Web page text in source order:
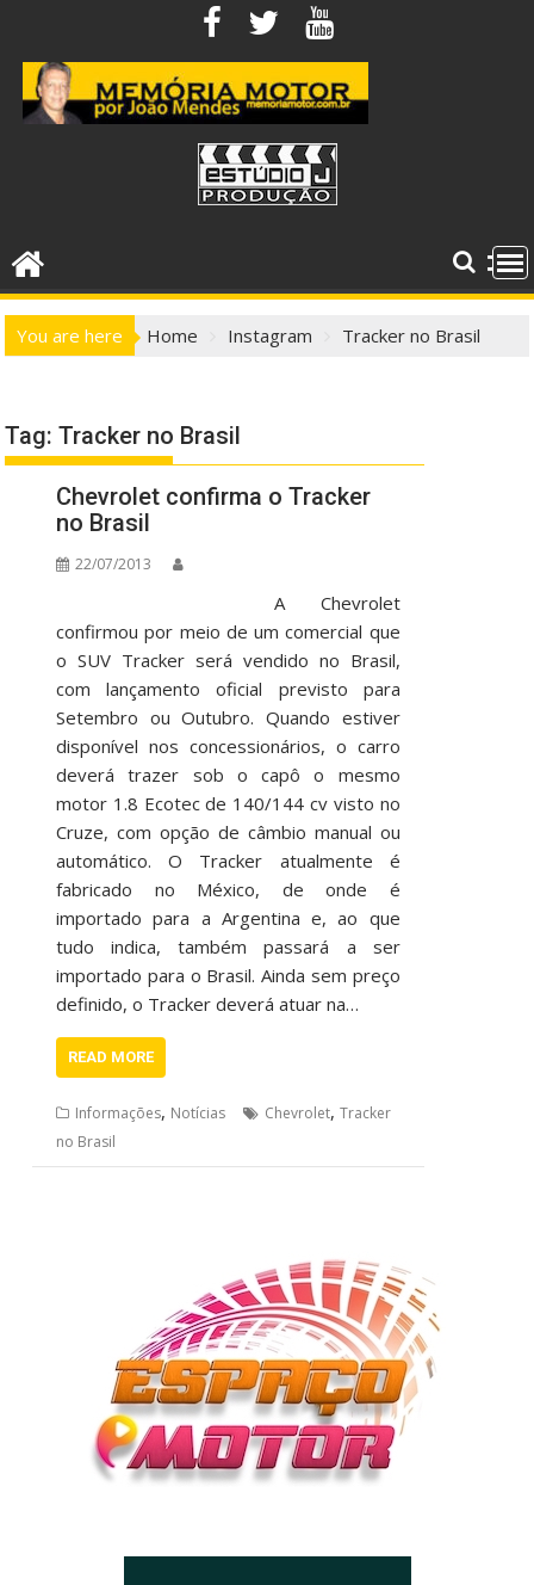
content
You are here Home Instagram Tracker no Brasil
Tag:Tracker no Brasil
Chevrolet confirma o Tracker
no Brasil
22/07/2013
A Chevrolet
confirmou por meio de um comercial que
o SUV Tracker será vendido no Brasil,
com lançamento oficial previsto para
Setembro ou Outubro. Quando estiver
disponível nos concessionários, o carro
deverá trazer sob o capô o mesmo
motor 1.8 Ecotec de 140/144 cv visto no
Cruze, com opção de câmbio manual ou
automático. O Tracker atualmente é
fabricado no México, de onde é
importado para a Argentina e, ao que
tudo indica, também passará a ser
importado para o Brasil. Ainda sem preço
definido, o Tracker deverá atuar na…
READ MORE
Informações, Notícias Chevrolet, Tracker
no Brasil